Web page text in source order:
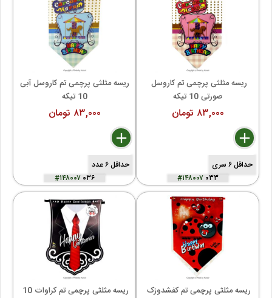
10 تیکه
۸۳,۰۰۰ تومان
delete
remove
add
حداقل ۶ عدد
#۱۴۸۰۰۷۰۳۶
صورتی 10 تیکه
۸۳,۰۰۰ تومان
delete
remove
add
حداقل ۶ سری
#۱۴۸۰۰۷۰۳۳